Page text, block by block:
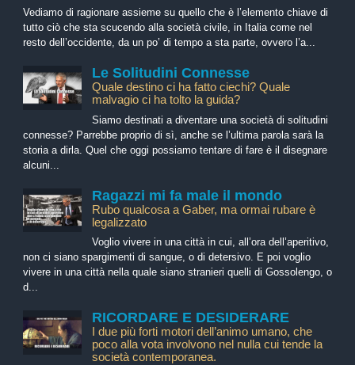
Vediamo di ragionare assieme su quello che è l’elemento chiave di
tutto ciò che sta scucendo alla società civile, in Italia come nel
resto dell’occidente, da un po’ di tempo a sta parte, ovvero l’a...
Le Solitudini Connesse
Quale destino ci ha fatto ciechi? Quale
malvagio ci ha tolto la guida?
Siamo destinati a diventare una società di solitudini
connesse? Parrebbe proprio di sì, anche se l’ultima parola sarà la
storia a dirla. Quel che oggi possiamo tentare di fare è il disegnare
alcuni...
Ragazzi mi fa male il mondo
Rubo qualcosa a Gaber, ma ormai rubare è
legalizzato
Voglio vivere in una città in cui, all’ora dell’aperitivo,
non ci siano spargimenti di sangue, o di detersivo. E poi voglio
vivere in una città nella quale siano stranieri quelli di Gossolengo, o
d...
RICORDARE E DESIDERARE
I due più forti motori dell’animo umano, che
poco alla vota involvono nel nulla cui tende la
società contemporanea.